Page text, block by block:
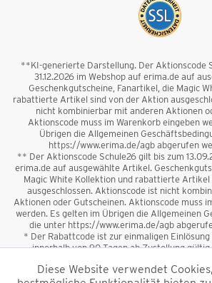
**KI-generierte Darstellung. Der Aktionscode
31.12.2026 im Webshop auf erima.de auf
Geschenkgutscheine, Fanartikel, die Magic
rabattierte Artikel sind von der Aktion
nicht kombinierbar mit anderen Aktionen
Aktionscode muss im Warenkorb eingeben
Übrigen die Allgemeinen
https://www.erima.de/agb abgerufen
** Der Aktionscode Schule26 gilt bis zum
erima.de auf ausgewählte Artikel.
Magic White Kollektion und rabattierte
ausgeschlossen. Aktionscode ist nicht
Aktionen oder Gutscheinen. Aktionscode muss
werden. Es gelten im Übrigen die Allgemeinen
die unter https://www.erima.de/agb
* Der Rabattcode ist zur einmaligen Einlösung
innerhalb von 90 Tagen ab Zustellung
sowie Geschenkgutscheine sind vom Rabatt
Diese Website verwendet